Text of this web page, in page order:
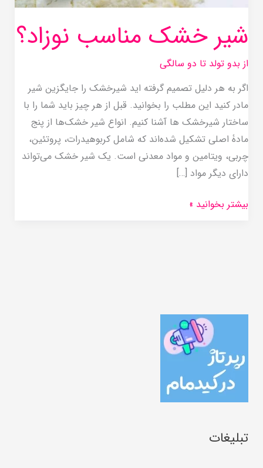
شیر خشک مناسب نوزاد؟
از بدو تولد تا دو سالگی
اگر به هر دلیل تصمیم گرفته اید شیرخشک را جایگزین شیر
مادر کنید این مطلب را بخوانید. قبل از هر چیز باید شما را با
ساختار شیرخشک ها آشنا کنیم. انواع شیر خشک‌ها از پنج
مادۀ اصلی تشکیل شده‌اند که شامل کربوهیدرات، پروتئین،
چربی، ویتامین و مواد معدنی است. یک شیر خشک می‌تواند
دارای دیگر مواد […]
بیشتر بخوانید »
تبلیغات